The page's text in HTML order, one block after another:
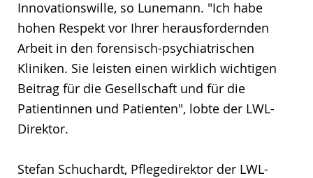
Innovationswille, so Lunemann. "Ich habe
hohen Respekt vor Ihrer herausfordernden
Arbeit in den forensisch-psychiatrischen
Kliniken. Sie leisten einen wirklich wichtigen
Beitrag für die Gesellschaft und für die
Patientinnen und Patienten", lobte der LWL-
Direktor.
Stefan Schuchardt, Pflegedirektor der LWL-